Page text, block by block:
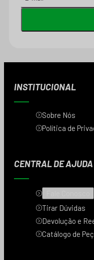
INSTITUCIONAL
Sobre Nós
Política de
CENTRAL DE AJUDA
Tirar Dúvidas
Devolução e
Catálogo de